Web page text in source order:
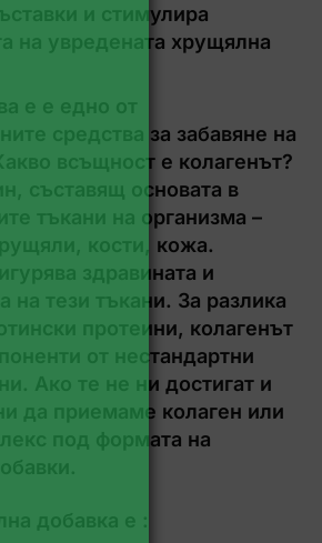
и стимулира
на увредената хрущялна
средства за забавяне на
всъщност е колагенът?
съставящ основата в
тъкани на организма –
кости, кожа.
здравината и
на тези тъкани. За разлика
протеини, колагенът
от нестандартни
Ако те не ни достигат и
да приемаме колаген или
под формата на